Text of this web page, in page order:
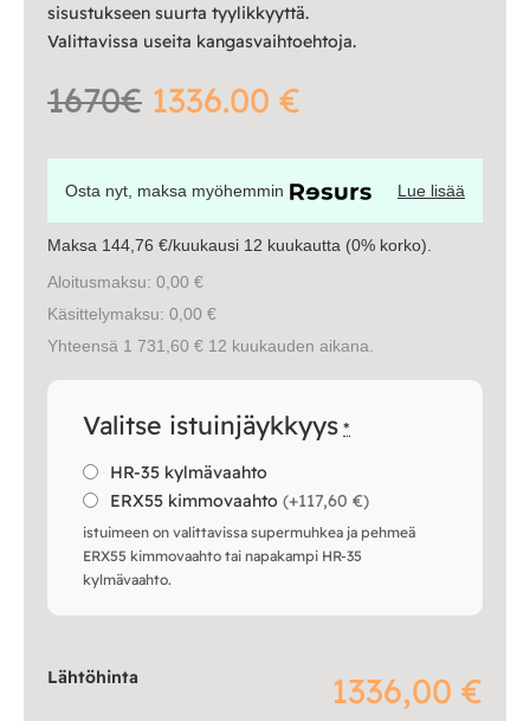
sisustukseen suurta tyylikkyyttä.
Valittavissa useita kangasvaihtoehtoja.
1670€ 1336.00 €
Osta nyt, maksa myöhemmin Lue lisää
Maksa 144,76 €/kuukausi 12 kuukautta (0% korko).
Aloitusmaksu: 0,00 €
Käsittelymaksu: 0,00 €
Yhteensä 1 731,60 € 12 kuukauden aikana.
Valitse istuinjäykkyys *
HR-35 kylmävaahto
ERX55 kimmovaahto (+117,60 €)
istuimeen on valittavissa supermuhkea ja pehmeä
ERX55 kimmovaahto tai napakampi HR-35
kylmävaahto.
Lähtöhinta 1336,00 €